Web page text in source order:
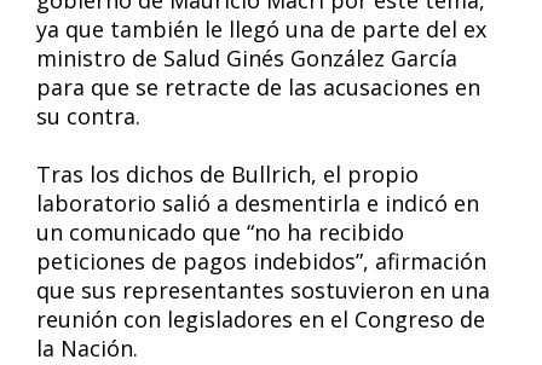
ya que también le llegó una de parte del ex
ministro de Salud Ginés González García
para que se retracte de las acusaciones en
su contra.
Tras los dichos de Bullrich, el propio
laboratorio salió a desmentirla e indicó en
un comunicado que “no ha recibido
peticiones de pagos indebidos”, afirmación
que sus representantes sostuvieron en una
reunión con legisladores en el Congreso de
la Nación.